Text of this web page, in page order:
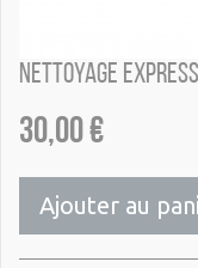
Nettoyage
30,00€
Ajouter au